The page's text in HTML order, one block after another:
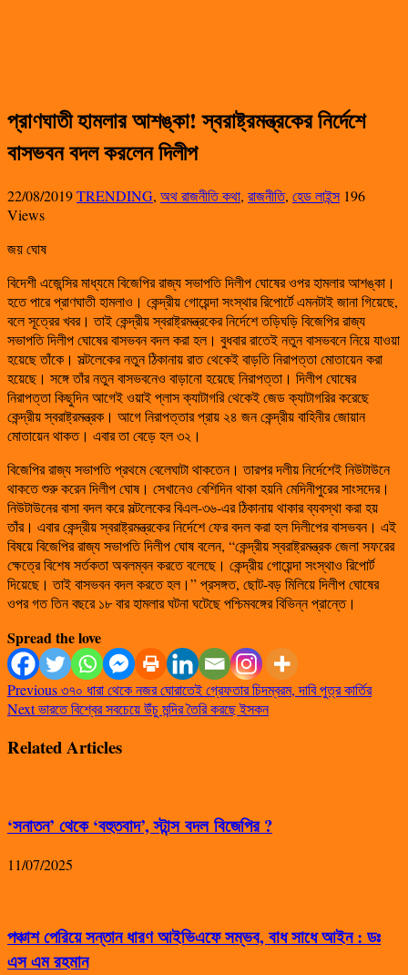
প্রাণঘাতী হামলার আশঙ্কা! স্বরাষ্ট্রমন্ত্রকের নির্দেশে
বাসভবন বদল করলেন দিলীপ
22/08/2019TRENDING, অথ রাজনীতি কথা, রাজনীতি, হেড লাইন্স 196
Views
জয় ঘোষ
বিদেশী এজেন্সির মাধ্যমে বিজেপির রাজ্য সভাপতি দিলীপ ঘোষের ওপর হামলার আশঙ্কা।
হতে পারে প্রাণঘাতী হামলাও। কেন্দ্রীয় গোয়েন্দা সংস্থার রিপোর্টে এমনটাই জানা গিয়েছে,
বলে সূত্রের খবর। তাই কেন্দ্রীয় স্বরাষ্ট্রমন্ত্রকের নির্দেশে তড়িঘড়ি বিজেপির রাজ্য
সভাপতি দিলীপ ঘোষের বাসভবন বদল করা হল। বুধবার রাতেই নতুন বাসভবনে নিয়ে যাওয়া
হয়েছে তাঁকে। সল্টলেকের নতুন ঠিকানায় রাত থেকেই বাড়তি নিরাপত্তা মোতায়েন করা
হয়েছে। সঙ্গে তাঁর নতুন বাসভবনেও বাড়ানো হয়েছে নিরাপত্তা। দিলীপ ঘোষের
নিরাপত্তা কিছুদিন আগেই ওয়াই প্লাস ক্যাটাগরি থেকেই জেড ক্যাটাগরির করেছে
কেন্দ্রীয় স্বরাষ্ট্রমন্ত্রক। আগে নিরাপত্তার প্রায় ২৪ জন কেন্দ্রীয় বাহিনীর জোয়ান
মোতায়েন থাকত। এবার তা বেড়ে হল ৩২।
বিজেপির রাজ্য সভাপতি প্রথমে বেলেঘাটা থাকতেন। তারপর দলীয় নির্দেশেই নিউটাউনে
থাকতে শুরু করেন দিলীপ ঘোষ। সেখানেও বেশিদিন থাকা হয়নি মেদিনীপুরের সাংসদের।
নিউটাউনের বাসা বদল করে সল্টলেকের বিএল-৩৬-এর ঠিকানায় থাকার ব্যবস্থা করা হয়
তাঁর। এবার কেন্দ্রীয় স্বরাষ্ট্রমন্ত্রকের নির্দেশে ফের বদল করা হল দিলীপের বাসভবন। এই
বিষয়ে বিজেপির রাজ্য সভাপতি দিলীপ ঘোষ বলেন, “কেন্দ্রীয় স্বরাষ্ট্রমন্ত্রক জেলা সফরের
ক্ষেত্রে বিশেষ সর্তকতা অবলম্বন করতে বলেছে। কেন্দ্রীয় গোয়েন্দা সংস্থাও রিপোর্ট
দিয়েছে। তাই বাসভবন বদল করতে হল।” প্রসঙ্গত, ছোট-বড় মিলিয়ে দিলীপ ঘোষের
ওপর গত তিন বছরে ১৮ বার হামলার ঘটনা ঘটেছে পশ্চিমবঙ্গের বিভিন্ন প্রান্তে।
Spread the love
Previous৩৭০ ধারা থেকে নজর ঘোরাতেই গ্রেফতার চিদম্বরম, দাবি পুত্র কার্তির
Nextভারতে বিশ্বের সবচেয়ে উঁচু মন্দির তৈরি করছে ইসকন
Related Articles
‘সনাতন’ থেকে ‘বহুতবাদ’, স্টান্স বদল বিজেপির ?
11/07/2025
পঞ্চাশ পেরিয়ে সন্তান ধারণ আইভিএফে সম্ভব, বাধ সাধে আইন : ডঃ
এস এম রহমান